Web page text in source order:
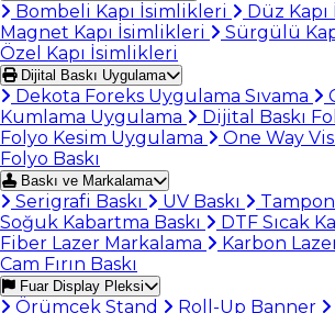
Bombeli Kapı İsimlikleri
Düz
Magnet Kapı İsimlikleri
Sürgülü
Özel Kapı İsimlikleri
Dijital Baskı Uygulama
Dekota Foreks Uygulama Sıvama
Kumlama Uygulama
Dijital Baskı
Folyo Kesim Uygulama
One Way
Folyo Baskı
Baskı ve Markalama
Serigrafi Baskı UV Baskı Tampon
Soğuk Kabartma Baskı
DTF Sıcak
Fiber Lazer Markalama
Karbon
Cam Fırın Baskı
Fuar Display Pleksi
Örümcek Stand Roll-Up Banner